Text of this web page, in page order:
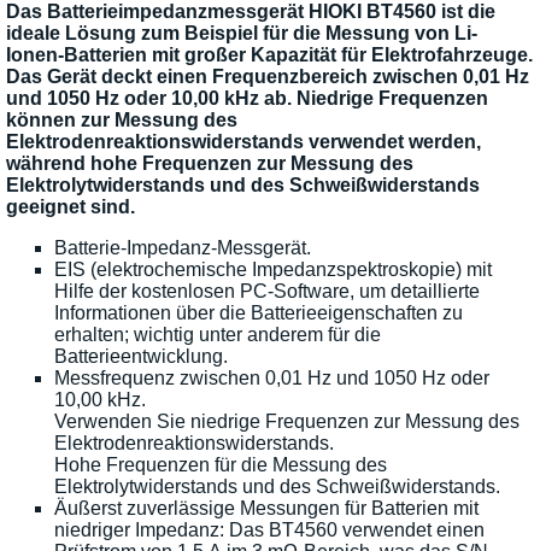
Das Batterieimpedanzmessgerät HIOKI BT4560 ist die
ideale Lösung zum Beispiel für die Messung von Li-
Ionen-Batterien mit großer Kapazität für Elektrofahrzeuge.
Das Gerät deckt einen Frequenzbereich zwischen 0,01 Hz
und 1050 Hz oder 10,00 kHz ab. Niedrige Frequenzen
können zur Messung des
Elektrodenreaktionswiderstands verwendet werden,
während hohe Frequenzen zur Messung des
Elektrolytwiderstands und des Schweißwiderstands
geeignet sind.
Batterie-Impedanz-Messgerät.
EIS (elektrochemische Impedanzspektroskopie) mit
Hilfe der kostenlosen PC-Software, um detaillierte
Informationen über die Batterieeigenschaften zu
erhalten; wichtig unter anderem für die
Batterieentwicklung.
Messfrequenz zwischen 0,01 Hz und 1050 Hz oder
10,00 kHz.
Verwenden Sie niedrige Frequenzen zur Messung des
Elektrodenreaktionswiderstands.
Hohe Frequenzen für die Messung des
Elektrolytwiderstands und des Schweißwiderstands.
Äußerst zuverlässige Messungen für Batterien mit
niedriger Impedanz: Das BT4560 verwendet einen